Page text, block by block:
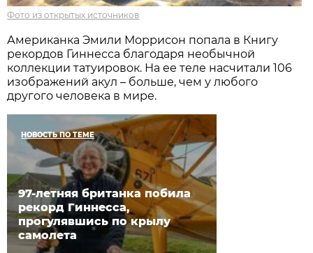
Фото из открытых источников
Американка Эмили Моррисон попала в Книгу
рекордов Гиннесса благодаря необычной
коллекции татуировок. На ее теле насчитали 106
изображений акул – больше, чем у любого
другого человека в мире.
НОВОСТЬ ПО ТЕМЕ
97-летняя британка побила
рекорд Гиннесса,
прогулявшись по крылу
самолета